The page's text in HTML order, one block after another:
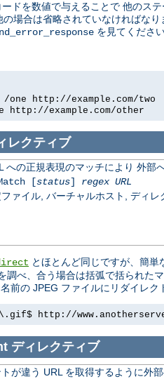
ドを数値で与えることで 他のス
場合は省略されていなければな
を見てください
/one http://example.com/two
http://example.com/other
レクティブ
への正規表現のマッチにより 外部
[status] regex URL
ァイル, バーチャルホスト, ディレ
とほとんど同じですが、簡
調べ、合う場合は括弧で括られた
前の JPEG ファイルにリダイレ
http://
ディレクティブ
が違う URL を取得するように外